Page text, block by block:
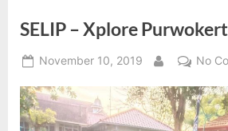
SELIP – Xplore
Posted
November 10, 2019
By
No